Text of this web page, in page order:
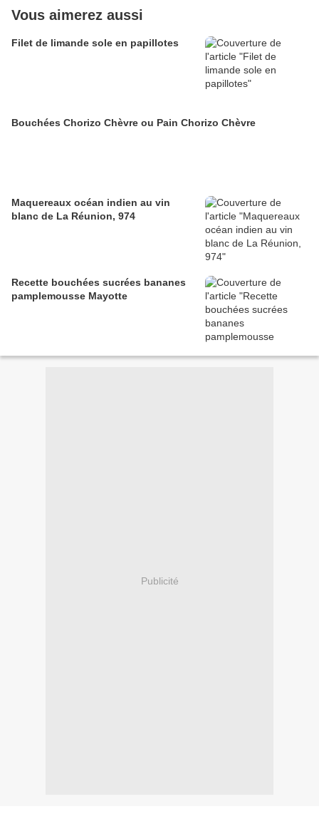
Vous aimerez aussi
Filet de limande sole en papillotes
Bouchées Chorizo Chèvre ou Pain Chorizo Chèvre
Maquereaux océan indien au vin
blanc de La Réunion, 974
Recette bouchées sucrées bananes
pamplemousse Mayotte
Publicité